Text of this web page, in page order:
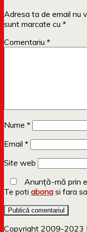
Adresa ta de email nu
sunt marcate cu *
Comentariu *
Nume *
Email *
Site web
Anunță-mă prin
Te poti abona si fara
Copyright 2009-2023